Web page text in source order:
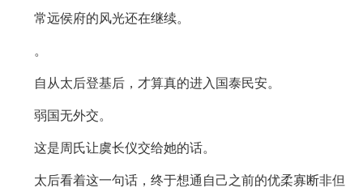
常远侯府的风光还在继续。
。
自从太后登基后，才算真的进入国泰民安。
弱国无外交。
这是周氏让虞长仪交给她的话。
太后看着这一句话，终于想通自己之前的优柔寡断非但